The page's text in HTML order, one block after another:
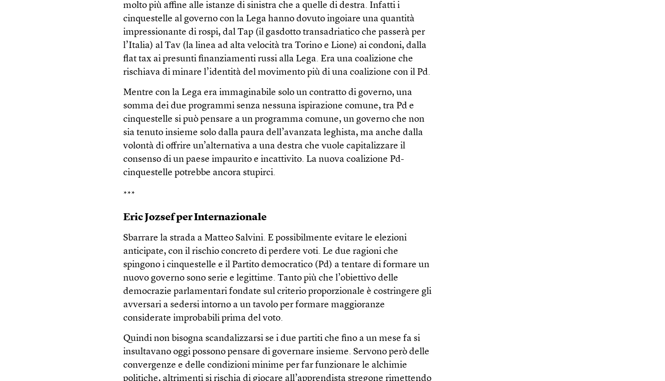
molto più affine alle istanze di sinistra che a quelle di destra. Infatti i
cinquestelle al governo con la Lega hanno dovuto ingoiare una quantità
impressionante di rospi, dal Tap (il gasdotto transadriatico che passerà per
l’Italia) al Tav (la linea ad alta velocità tra Torino e Lione) ai condoni, dalla
flat tax ai presunti finanziamenti russi alla Lega. Era una coalizione che
rischiava di minare l’identità del movimento più di una coalizione con il Pd.
Mentre con la Lega era immaginabile solo un contratto di governo, una
somma dei due programmi senza nessuna ispirazione comune, tra Pd e
cinquestelle si può pensare a un programma comune, un governo che non
sia tenuto insieme solo dalla paura dell’avanzata leghista, ma anche dalla
volontà di offrire un’alternativa a una destra che vuole capitalizzare il
consenso di un paese impaurito e incattivito. La nuova coalizione Pd-
cinquestelle potrebbe ancora stupirci.
***
Eric Jozsef per Internazionale
Sbarrare la strada a Matteo Salvini. E possibilmente evitare le elezioni
anticipate, con il rischio concreto di perdere voti. Le due ragioni che
spingono i cinquestelle e il Partito democratico (Pd) a tentare di formare un
nuovo governo sono serie e legittime. Tanto più che l’obiettivo delle
democrazie parlamentari fondate sul criterio proporzionale è costringere gli
avversari a sedersi intorno a un tavolo per formare maggioranze
considerate improbabili prima del voto.
Quindi non bisogna scandalizzarsi se i due partiti che fino a un mese fa si
insultavano oggi possono pensare di governare insieme. Servono però delle
convergenze e delle condizioni minime per far funzionare le alchimie
politiche, altrimenti si rischia di giocare all’apprendista stregone rimettendo